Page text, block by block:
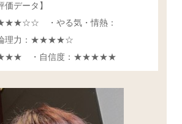
価データ】
★★★☆☆ ・やる気・情熱：
力：★★★★☆
・自信度：★★★★★